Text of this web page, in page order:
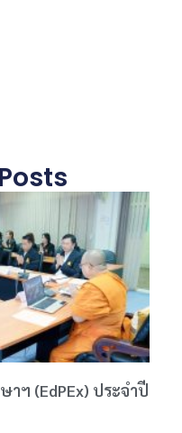
ฯ (EdPEx) ประจำปี